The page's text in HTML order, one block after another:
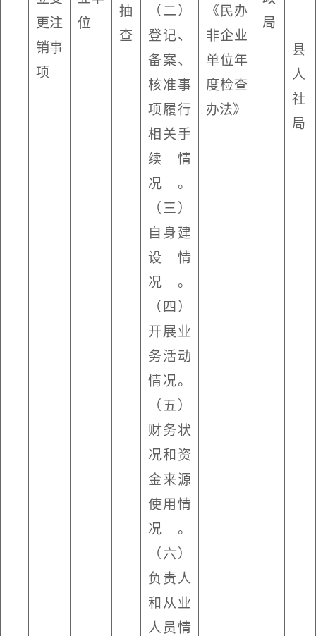
更注
销事
项
位
抽
查
（二）
登记、
备案、
核准事
项履行
相关手
续情
况。
（三）
自身建
设情
况。
（四）
开展业
务活动
情况。
（五）
财务状
况和资
金来源
使用情
况。
（六）
负责人
和从业
人员情
《民办
非企业
单位年
度检查
办法》
局
县
人
社
局